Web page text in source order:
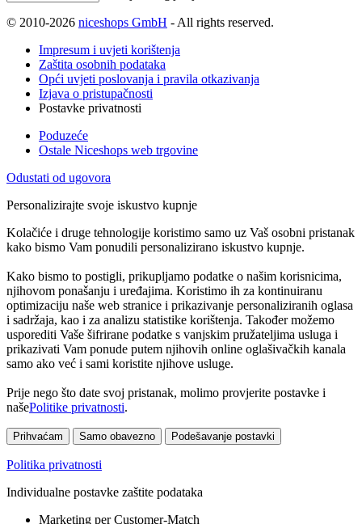
© 2010-2026 niceshops GmbH - All rights reserved.
Impresum i uvjeti korištenja
Zaštita osobnih podataka
Opći uvjeti poslovanja i pravila otkazivanja
Izjava o pristupačnosti
Postavke privatnosti
Poduzeće
Ostale Niceshops web trgovine
Odustati od ugovora
Personalizirajte svoje iskustvo kupnje
Kolačiće i druge tehnologije koristimo samo uz Vaš osobni pristanak
kako bismo Vam ponudili personalizirano iskustvo kupnje.
Kako bismo to postigli, prikupljamo podatke o našim korisnicima,
njihovom ponašanju i uređajima. Koristimo ih za kontinuiranu
optimizaciju naše web stranice i prikazivanje personaliziranih oglasa
i sadržaja, kao i za analizu statistike korištenja. Također možemo
usporediti Vaše šifrirane podatke s vanjskim pružateljima usluga i
prikazivati Vam ponude putem njihovih online oglašivačkih kanala
samo ako već i sami koristite njihove usluge.
Prije nego što date svoj pristanak, molimo provjerite postavke i
našePolitike privatnosti.
Prihvaćam Samo obavezno Podešavanje postavki
Politika privatnosti
Individualne postavke zaštite podataka
Marketing per Customer-Match